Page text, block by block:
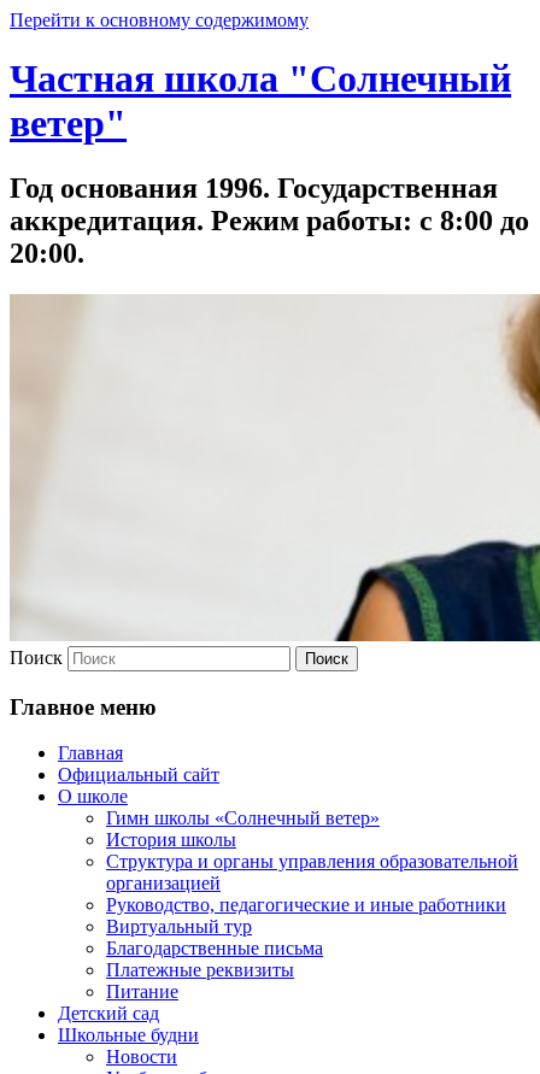
Перейти к основному содержимому
Частная школа "Солнечный
ветер"
Год основания 1996. Государственная
аккредитация. Режим работы: с 8:00 до
20:00.
Поиск
Главное меню
Главная
Официальный сайт
О школе
Гимн школы «Солнечный ветер»
История школы
Структура и органы управления образовательной
организацией
Руководство, педагогические и иные работники
Виртуальный тур
Благодарственные письма
Платежные реквизиты
Питание
Детский сад
Школьные будни
Новости